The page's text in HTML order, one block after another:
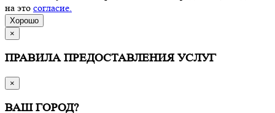
на это согласие.
Хорошо
×
ПРАВИЛА ПРЕДОСТАВЛЕНИЯ УСЛУГ
×
ВАШ ГОРОД?